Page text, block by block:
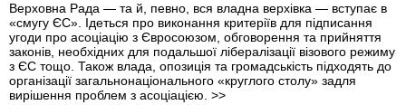
Верховна Рада — та й, певно, вся владна верхівка — вступає в
«смугу ЄС». Ідеться про виконання критеріїв для підписання
угоди про асоціацію з Євросоюзом, обговорення та прийняття
законів, необхідних для подальшої лібералізації візового режиму
з ЄС тощо. Також влада, опозиція та громадськість підходять до
організації загальнонаціонального «круглого столу» задля
вирішення проблем з асоціацією. >>